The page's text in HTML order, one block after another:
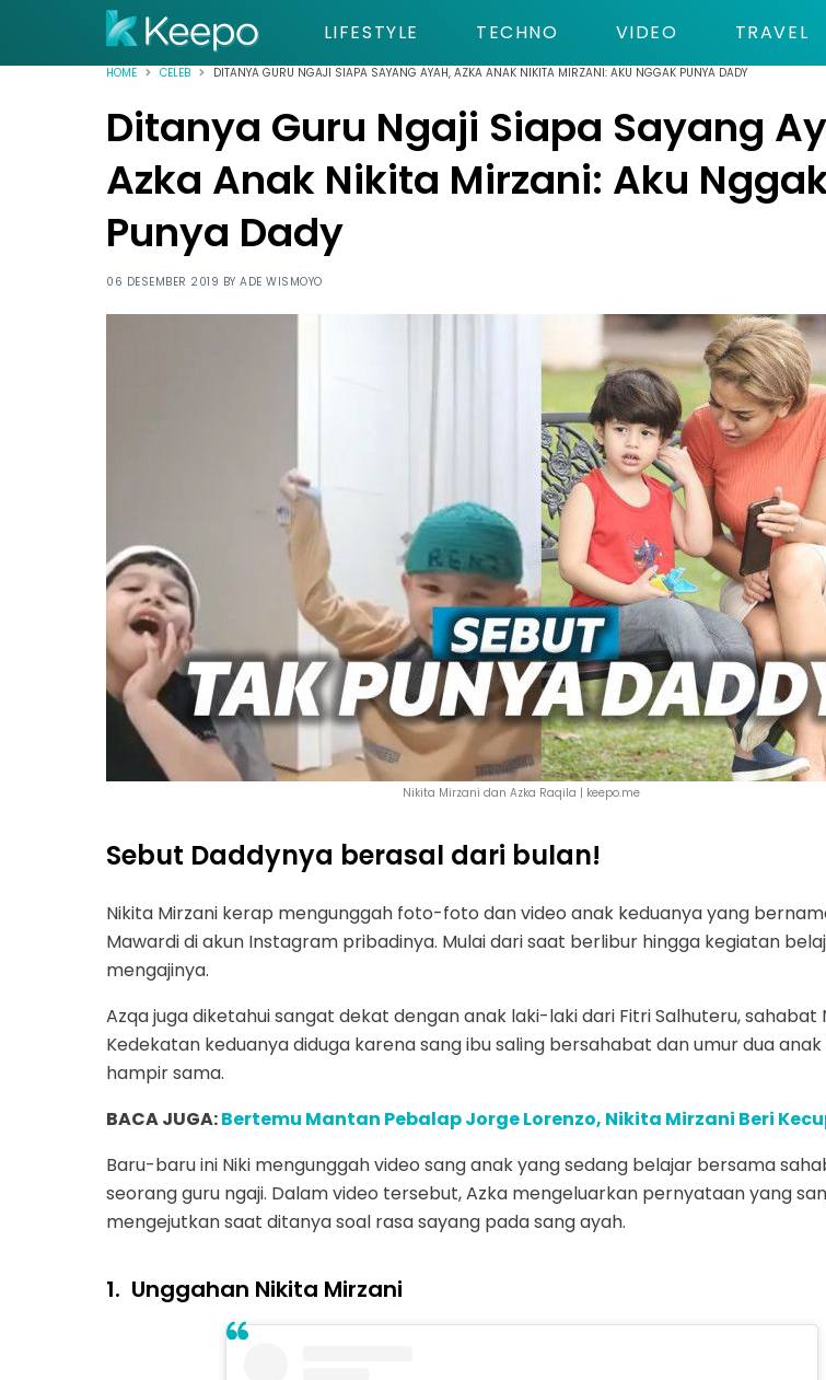
LIFESTYLE TECHNO VIDEO TRAVEL
HOME CELEB DITANYA GURU NGAJI SIAPA SAYANG AYAH, AZKA ANAK NIKITA MIRZANI: AKU NGGAK PUNYA DADY
Ditanya Guru Ngaji Siapa Sayang
Azka Anak Nikita Mirzani: Aku
Punya Dady
06 DESEMBER 2019 BY ADE WISMOYO
Nikita Mirzani dan Azka Raqila | keepo.me
Sebut Daddynya berasal dari bulan!
Nikita Mirzani kerap mengunggah foto-foto dan video anak keduanya yang
Mawardi di akun Instagram pribadinya. Mulai dari saat berlibur hingga kegiatan
mengajinya.
Azqa juga diketahui sangat dekat dengan anak laki-laki dari Fitri Salhuteru, sahabat
Kedekatan keduanya diduga karena sang ibu saling bersahabat dan umur dua
hampir sama.
BACA JUGA:Bertemu Mantan Pebalap Jorge Lorenzo, Nikita Mirzani Beri
Baru-baru ini Niki mengunggah video sang anak yang sedang belajar bersama
seorang guru ngaji. Dalam video tersebut, Azka mengeluarkan pernyataan yang
mengejutkan saat ditanya soal rasa sayang pada sang ayah.
1. Unggahan Nikita Mirzani